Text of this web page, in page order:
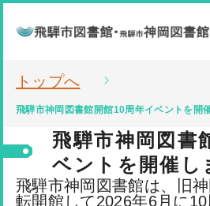
トップへ
飛騨市神岡図書館開館10周年イベントを開
飛騨市神岡図書
ベントを開催し
飛騨市神岡図書館は、旧
転開館して2026年6月に